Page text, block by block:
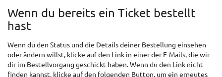
Wenn du bereits ein Ticket bestellt
hast
Wenn du den Status und die Details deiner Bestellung einsehen
oder ändern willst, klicke auf den Link in einer der E-Mails, die wir
dir im Bestellvorgang geschickt haben. Wenn du den Link nicht
finden kannst, klicke auf den folgenden Button, um ein erneutes